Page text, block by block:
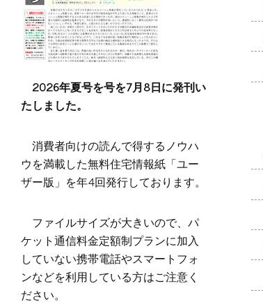
2026年夏号を号を7月8日に発刊い
たしました。
消費者向けの読んで得するノウハ
ウを満載した無料住宅情報紙「ユー
ザー版」を年4回発行しております。
ファイルサイズが大きいので、パ
ケット通信料金定額制プランに加入
していない携帯電話やスマートフォ
ンなどを利用している方はご注意く
ださい。